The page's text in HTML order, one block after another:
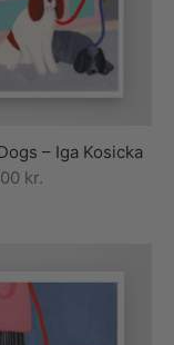
– Iga Kosicka
kr.